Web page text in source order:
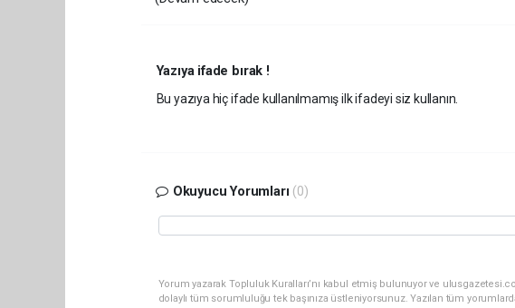
Yazıya ifade bırak !
Bu yazıya hiç ifade kullanılmamış ilk ifadeyi siz kullanın.
Okuyucu Yorumları (0)
Yorum yazarak Topluluk Kuralları’nı kabul etmiş bulunuyor ve
dolaylı tüm sorumluluğu tek başınıza üstleniyorsunuz. Yazılan tüm